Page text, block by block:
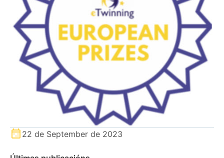
22 de September de 2023